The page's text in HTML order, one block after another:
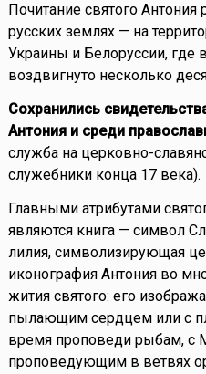
Почитание святого Антония
русских землях — на
Украины и Белоруссии, где
воздвигнуто несколько
Сохранились
Антония и среди
служба на церковно-
служебники конца 17 века).
Главными атрибутами
являются книга — символ
лилия, символизирующая
иконография Антония во
жития святого: его
пылающим сердцем или с
время проповеди рыбам, с
проповедующим в ветвях